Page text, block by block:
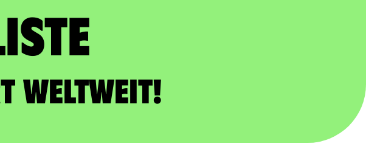
weltweit!